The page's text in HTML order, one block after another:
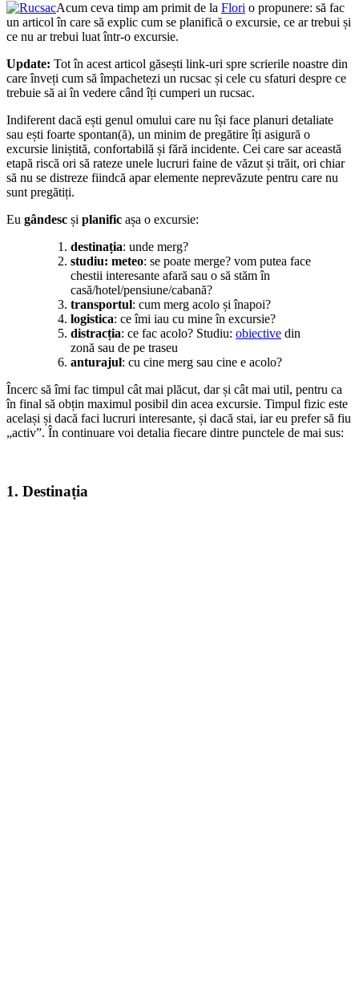
Acum ceva timp am primit de la Flori o propunere: să fac
un articol în care să explic cum se planifică o excursie, ce ar trebui și
ce nu ar trebui luat într-o excursie.
Update: Tot în acest articol găsești link-uri spre scrierile noastre din
care înveți cum să împachetezi un rucsac și cele cu sfaturi despre ce
trebuie să ai în vedere când îți cumperi un rucsac.
Indiferent dacă ești genul omului care nu își face planuri detaliate
sau ești foarte spontan(ă), un minim de pregătire îți asigură o
excursie liniștită, confortabilă și fără incidente. Cei care sar această
etapă riscă ori să rateze unele lucruri faine de văzut și trăit, ori chiar
să nu se distreze fiindcă apar elemente neprevăzute pentru care nu
sunt pregătiți.
Eu gândesc și planific așa o excursie:
destinația: unde merg?
studiu: meteo: se poate merge? vom putea face
chestii interesante afară sau o să stăm în
casă/hotel/pensiune/cabană?
transportul: cum merg acolo și înapoi?
logistica: ce îmi iau cu mine în excursie?
distracția: ce fac acolo? Studiu: obiective din
zonă sau de pe traseu
anturajul: cu cine merg sau cine e acolo?
Încerc să îmi fac timpul cât mai plăcut, dar și cât mai util, pentru ca
în final să obțin maximul posibil din acea excursie. Timpul fizic este
același și dacă faci lucruri interesante, și dacă stai, iar eu prefer să fiu
„activ”. În continuare voi detalia fiecare dintre punctele de mai sus:
1. Destinația